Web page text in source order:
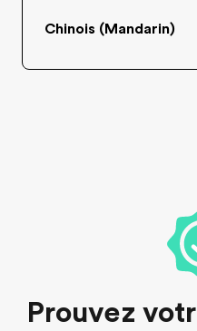
Chinois (Mandarin)
Prouvez